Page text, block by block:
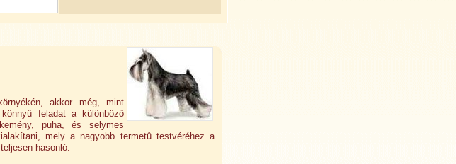
akkor még, mint
feladat a különbözõ
puha, és selymes
mely a nagyobb termetû testvéréhez a
hasonló.